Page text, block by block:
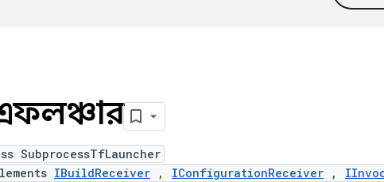
SubprocessTfLauncher
IBuildReceiver , IConfigurationReceiver ,